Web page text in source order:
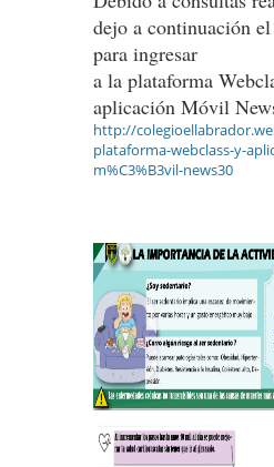
dejo a continuación
para ingresar
a la plataforma
aplicación Móvil
http://
plataforma-webclass-y-
m%C3%B3vil-news30